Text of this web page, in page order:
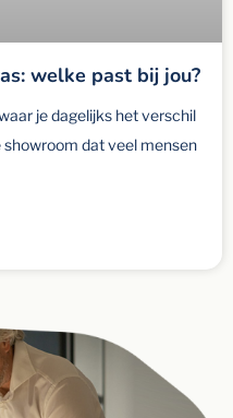
welke past bij jou?
je dagelijks het verschil
dat veel mensen